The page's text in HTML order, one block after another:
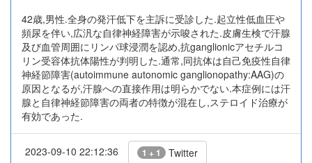
42歳,男性.全身の発汗低下を主訴に受診した.起立性低血圧や
頻尿を伴い,広汎な自律神経障害が示唆された.皮膚生検で汗腺
及び血管周囲にリンパ球浸潤を認め,抗ganglionicアセチルコ
リン受容体抗体陽性が判明した.通常,同抗体は自己免疫性自律
神経節障害(autoimmune autonomic ganglionopathy:AAG)の
原因となるが,汗腺への直接作用は明らかでない.本症例には汗
腺と自律神経節障害の両者の特徴が混在し,ステロイド治療が
有効であった.
2023-09-10 22:12:36 1 + 1 Twitter